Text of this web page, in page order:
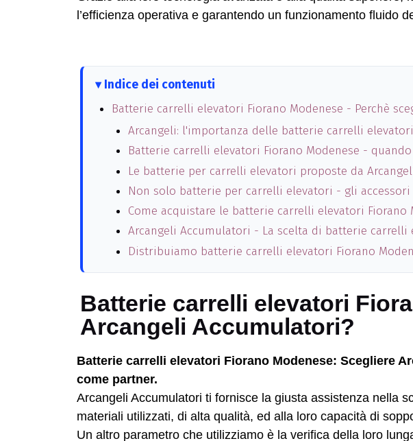
l’efficienza operativa e garantendo un funzionamento fluido
Indice dei contenuti
Batterie carrelli elevatori Fiorano Modenese - Perchè
Arcangeli: l'importanza delle batterie carrelli
Batterie carrelli elevatori Fiorano Modenese -
Le batterie per carrelli elevatori proposte da
Non solo batterie per carrelli elevatori - gli accessori
Come acquistare le batterie carrelli elevatori Fiorano
Arcangeli Accumulatori - La scelta di batterie carrelli
Distribuiamo batterie carrelli elevatori Fiorano
Batterie carrelli elevatori
Arcangeli Accumulatori?
Batterie carrelli elevatori Fiorano Modenese: Scegliere
come partner.
Arcangeli Accumulatori ti fornisce la giusta assistenza nella
materiali utilizzati, di alta qualità, ed alla loro capacità di
Un altro parametro che utilizziamo è la verifica della loro